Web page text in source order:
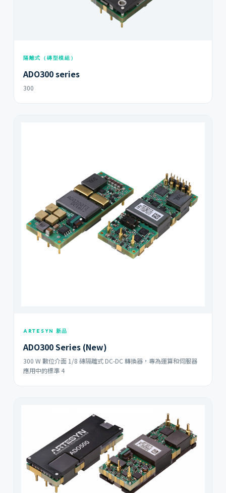
隔離式（磚型模組）
ADO300 series
300
ARTESYN 新品
ADO300 Series (New)
300 W 數位介面 1/8 磚隔離式 DC-DC 轉換器，專為運算和伺服器
應用中的標準 4